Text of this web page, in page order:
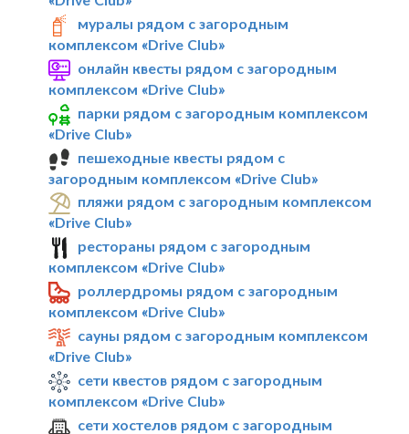
муралы рядом с загородным
комплексом «Drive Club»
онлайн квесты рядом с загородным
комплексом «Drive Club»
парки рядом с загородным комплексом
«Drive Club»
пешеходные квесты рядом с
загородным комплексом «Drive Club»
пляжи рядом с загородным комплексом
«Drive Club»
рестораны рядом с загородным
комплексом «Drive Club»
роллердромы рядом с загородным
комплексом «Drive Club»
сауны рядом с загородным комплексом
«Drive Club»
сети квестов рядом с загородным
комплексом «Drive Club»
сети хостелов рядом с загородным